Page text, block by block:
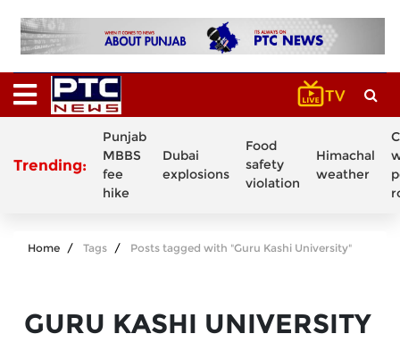
Trending:
Punjab
MBBS
fee
hike
Dubai
explosions
Food
safety
violation
Himachal
weather
Home Tags Posts tagged with "Guru Kashi University"
GURU KASHI UNIVERSITY